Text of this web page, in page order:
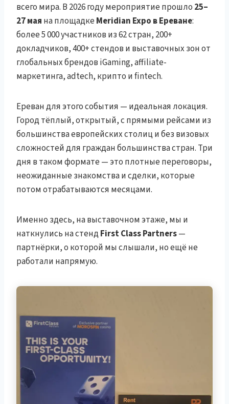
всего мира. В 2026 году мероприятие прошло 25–
27 мая на площадкеMeridian Expo в Ереване:
более 5 000 участников из 62 стран, 200+
докладчиков, 400+ стендов и выставочных зон от
глобальных брендов iGaming, affiliate-
маркетинга, adtech, крипто и fintech.
Ереван для этого события — идеальная локация.
Город тёплый, открытый, с прямыми рейсами из
большинства европейских столиц и без визовых
сложностей для граждан большинства стран. Три
дня в таком формате — это плотные переговоры,
неожиданные знакомства и сделки, которые
потом отрабатываются месяцами.
Именно здесь, на выставочном этаже, мы и
наткнулись на стендFirst Class Partners—
партнёрки, о которой мы слышали, но ещё не
работали напрямую.